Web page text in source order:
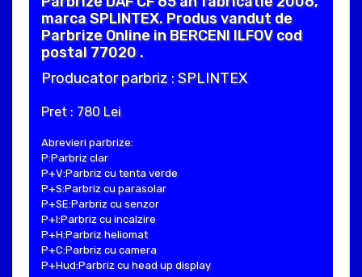
marca SPLINTEX. Produs vandut de
Parbrize Online in BERCENI ILFOV cod
postal 77020 .
Producator parbriz : SPLINTEX
Pret : 780 Lei
Abrevieri parbrize:
P:Parbriz clar
P+V:Parbriz cu tenta verde
P+S:Parbriz cu parasolar
P+SE:Parbriz cu senzor
P+I:Parbriz cu incalzire
P+H:Parbriz heliomat
P+C:Parbriz cu camera
P+Hud:Parbriz cu head up display